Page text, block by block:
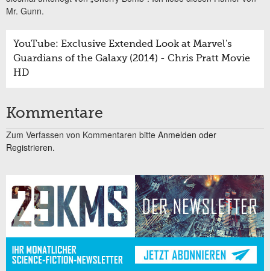
Mr. Gunn.
YouTube: Exclusive Extended Look at Marvel's
Guardians of the Galaxy (2014) - Chris Pratt Movie
HD
Kommentare
Zum Verfassen von Kommentaren bitte Anmelden oder
Registrieren.